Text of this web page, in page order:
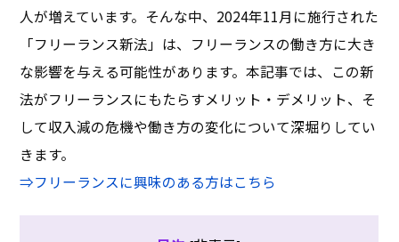
人が増えています。そんな中、2024年11月に施行された
「フリーランス新法」は、フリーランスの働き方に大き
な影響を与える可能性があります。本記事では、この新
法がフリーランスにもたらすメリット・デメリット、そ
して収入減の危機や働き方の変化について深堀りしてい
きます。
⇒フリーランスに興味のある方はこちら